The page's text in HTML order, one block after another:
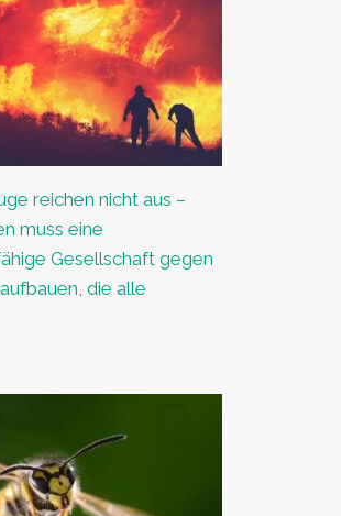
reichen nicht aus –
muss eine
Gesellschaft gegen
die alle